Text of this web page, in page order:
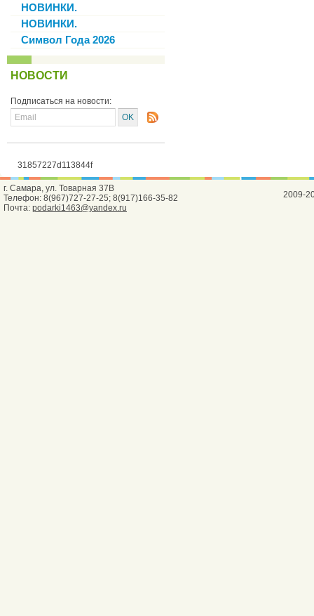
НОВИНКИ.
НОВИНКИ.
Символ Года 2026
НОВОСТИ
Подписаться на новости:
31857227d113844f
г. Самара, ул. Товарная 37В
Телефон: 8(967)727-27-25; 8(917)166-35-82
Почта: podarki1463@yandex.ru
2009-